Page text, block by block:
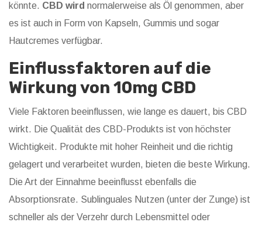
könnte. CBD wird normalerweise als Öl genommen, aber
es ist auch in Form von Kapseln, Gummis und sogar
Hautcremes verfügbar.
Einflussfaktoren auf die
Wirkung von 10mg CBD
Viele Faktoren beeinflussen, wie lange es dauert, bis CBD
wirkt. Die Qualität des CBD-Produkts ist von höchster
Wichtigkeit. Produkte mit hoher Reinheit und die richtig
gelagert und verarbeitet wurden, bieten die beste Wirkung.
Die Art der Einnahme beeinflusst ebenfalls die
Absorptionsrate. Sublinguales Nutzen (unter der Zunge) ist
schneller als der Verzehr durch Lebensmittel oder